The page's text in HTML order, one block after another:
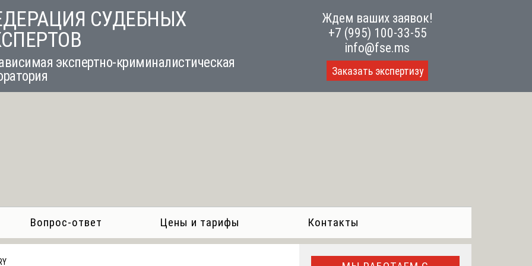
СУДЕБНЫХ
экспертно-криминалистическая
Ждем ваших заявок!
+7 (995) 100-33-55
info@fse.ms
Заказать экспертизу
Вопрос-ответ Цены и тарифы Контакты